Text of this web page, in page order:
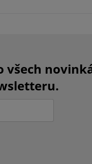
všech